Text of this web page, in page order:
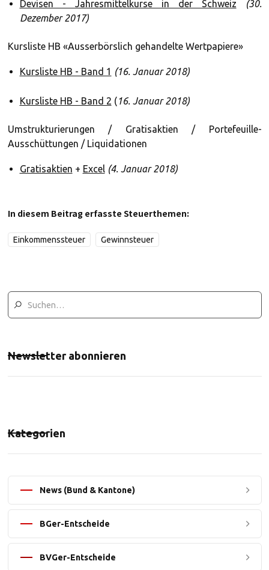
Devisen - Jahresmittelkurse in der Schweiz
(30.
Dezember 2017)
Kursliste HB «Ausserbörslich gehandelte Wertpapiere»
Kursliste HB - Band 1 (16. Januar 2018)
Kursliste HB - Band 2 (16. Januar 2018)
Umstrukturierungen / Gratisaktien / Portefeuille-
Ausschüttungen / Liquidationen
Gratisaktien + Excel (4. Januar 2018)
In diesem Beitrag erfasste Steuerthemen:
Einkommenssteuer Gewinnsteuer
Newsletter abonnieren
Kategorien
News (Bund & Kantone)
BGer-Entscheide
BVGer-Entscheide